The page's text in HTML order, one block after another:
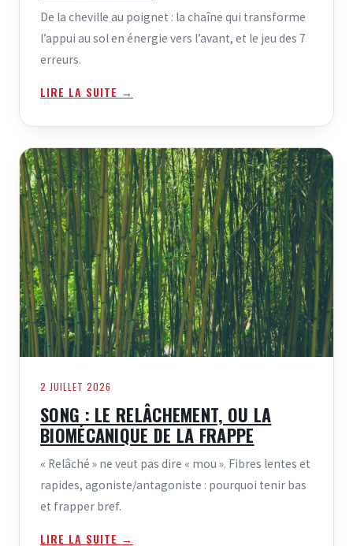
De la cheville au poignet : la chaîne qui transforme
l’appui au sol en énergie vers l’avant, et le jeu des 7
erreurs.
LIRE LA SUITE →
2 JUILLET 2026
SONG : LE RELÂCHEMENT, OU LA
BIOMÉCANIQUE DE LA FRAPPE
« Relâché » ne veut pas dire « mou ». Fibres lentes et
rapides, agoniste/antagoniste : pourquoi tenir bas
et frapper bref.
LIRE LA SUITE →